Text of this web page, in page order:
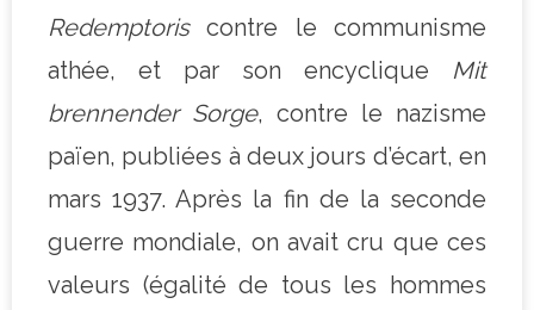
Redemptoriscontre le communisme
athée, et par son encyclique Mit
brennender Sorge, contre le nazisme
païen, publiées à deux jours d’écart, en
mars 1937. Après la fin de la seconde
guerre mondiale, on avait cru que ces
valeurs (égalité de tous les hommes